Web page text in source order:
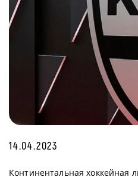
14.04.2023
Континентальная хоккейная